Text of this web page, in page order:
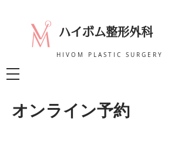
ハイボム整形外科
HIVOM PLASTIC SURGERY
オンライン予約